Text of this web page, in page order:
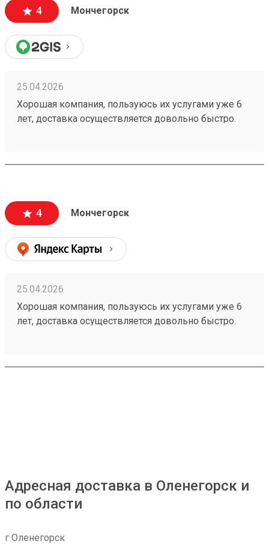
4 Мончегорск
25.04.2026
Хорошая компания, пользуюсь их услугами уже 6
лет, доставка осуществляется довольно быстро.
ТК работает только по будням и до 19, как и я,
хорошее. Но за время моего сотрудничества,
случались неприятные нюансы, например мой
стоимости, но когда он прибыл стоимость
увеличилась, потому выше 4 заезд не поставлю.
4 Мончегорск
25.04.2026
Хорошая компания, пользуюсь их услугами уже 6
лет, доставка осуществляется довольно быстро.
ТК работает только по будням и до 19, как и я,
Адресная доставка в Оленегорск и
по области
г Оленегорск